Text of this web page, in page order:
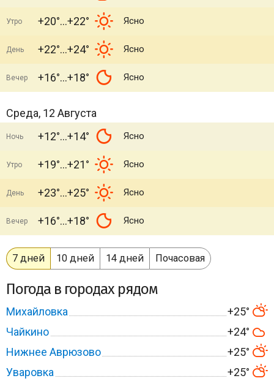
Утро +20° +22° Ясно
День +22° +24° Ясно
Вечер +16° +18° Ясно
Среда, 12 Августа
Ночь +12° +14° Ясно
Утро +19° +21° Ясно
День +23° +25° Ясно
Вечер +16° +18° Ясно
7 дней 10 дней 14 дней Почасовая
Погода в городах рядом
Михайловка
+25°
Чайкино
+24°
Нижнее Аврюзово
+25°
Уваровка
+25°